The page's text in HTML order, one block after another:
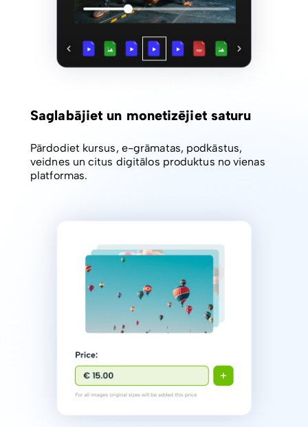
Saglabājiet un monetizējiet saturu
Pārdodiet kursus, e-grāmatas, podkāstus,
veidnes un citus digitālos produktus no vienas
platformas.